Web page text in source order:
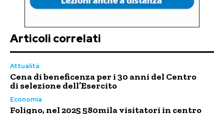
Articoli correlati
Attualità
Cena di beneficenza per i 30 anni del Centro
di selezione dell’Esercito
Economia
Foligno, nel 2025 580mila visitatori in centro